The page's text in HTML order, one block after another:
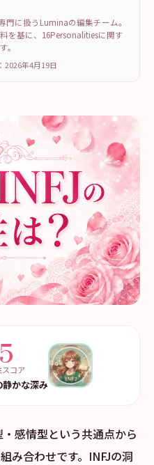
門に扱うLuminaの編集チーム。
を基に、16Personalitiesに関す
。
2026年4月19日
コア
かな深み
感情型という共通点から
み合わせです。INFJの洞